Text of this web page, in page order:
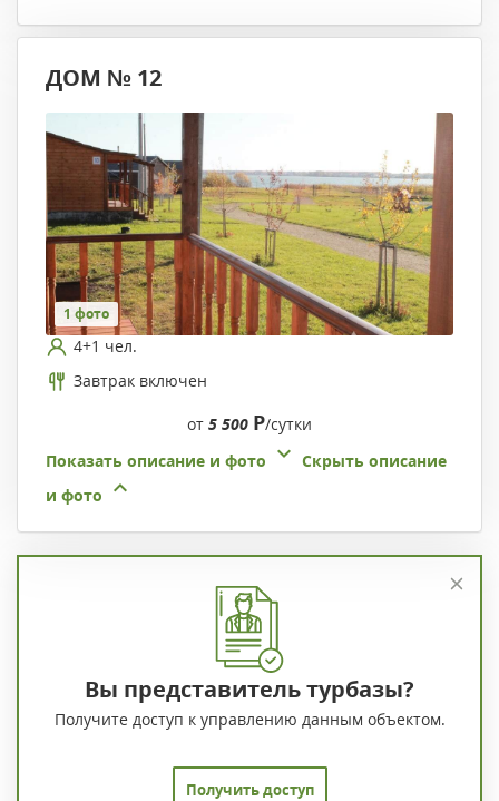
ДОМ № 12
1 фото
4+1 чел.
Завтрак включен
от 5 500 Р/сутки
Показать описание и фото
Скрыть описание
и фото
Вы представитель турбазы?
Получите доступ к управлению данным объектом.
Получить доступ